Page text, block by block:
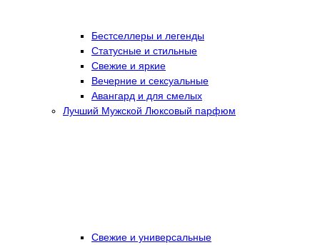
Бестселлеры и легенды
Статусные и стильные
Свежие и яркие
Вечерние и сексуальные
Авангард и для смелых
Лучший Мужской Люксовый парфюм
Свежие и универсальные